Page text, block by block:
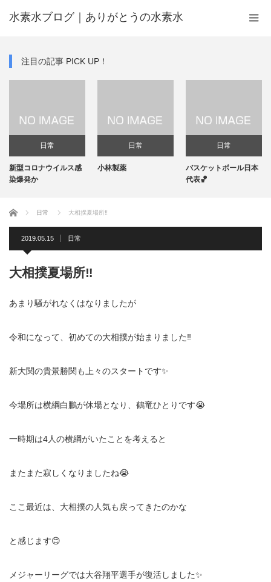
水素水ブログ｜ありがとうの水素水
注目の記事 PICK UP！
日常
型コロナウイルス感
爆発か
日常
小林製薬
日常
バスケットボール日本
代表🏀
ホーム 日常 大相撲夏場所‼️
2019.05.15 日常
大相撲夏場所‼️
あまり騒がれなくはなりましたが
令和になって、初めての大相撲が始まりました‼️
新大関の貴景勝関も上々のスタートです✨
今場所は横綱白鵬が休場となり、鶴竜ひとりです😭
一時期は4人の横綱がいたことを考えると
またまた寂しくなりましたね😭
ここ最近は、大相撲の人気も戻ってきたのかな
と感じます😊
メジャーリーグでは大谷翔平選手が復活しました✨